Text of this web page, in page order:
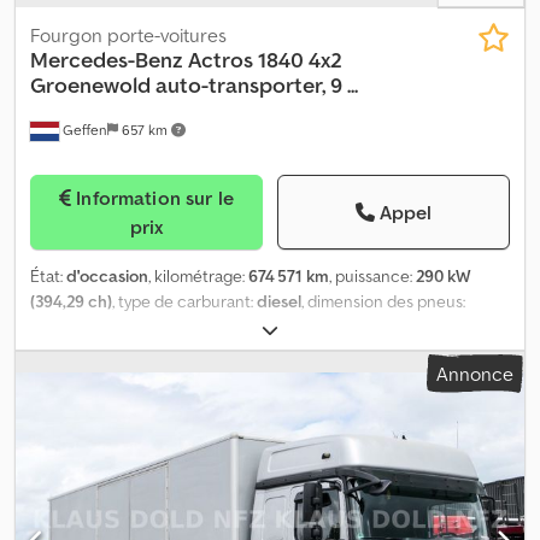
Geffen 657 km
Fourgon porte-voitures
Mercedes-Benz Actros 1840 4x2
Groenewold auto-transporter, 9 ...
prix
Appel
État:d'occasion, kilométrage:674 571 km, puissance: 290 kW
(394,29 ch) , type de carburant:diesel , dimension des pneus:
, configuration d'essieux:
mm, carburant:diesel, couleur:noir, cabine conducteur:cabine
, type d'engrenage: automatique
, classe d'émission:
, Année de construction: 2018 , Équipement:
climatisation, régulateur de vitesse, Année de fabrication : 2018
Essieu avant : Dimensions des pneus : 275/70R22,5 ; directionnel ;
profondeur des sculptures à gauche : 40 % ; profondeur des
sculptures à droite : 40 % Essieu arrière : profondeur des
Annonce